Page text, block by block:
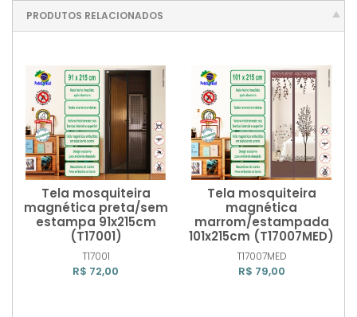
PRODUTOS RELACIONADOS
Tela mosquiteira
magnética preta/sem
estampa 91x215cm
(T17001)
T17001
R$ 72,00
Comprar
Tela mosquiteira
magnética
marrom/estampada
101x215cm (T17007MED)
T17007MED
R$ 79,00
Comprar